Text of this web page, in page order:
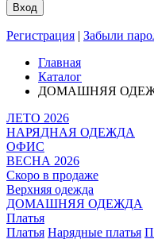
Регистрация | Забыли
Главная
Каталог
ДОМАШНЯЯ
ЛЕТО 2026
НАРЯДНАЯ ОДЕЖДА
ОФИС
ВЕСНА 2026
Скоро в продаже
Верхняя одежда
ДОМАШНЯЯ ОДЕЖДА
Платья
Платья Нарядные платья